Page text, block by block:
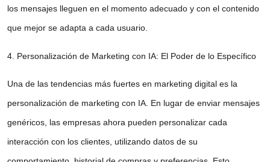
los mensajes lleguen en el momento adecuado y con el contenido
que mejor se adapta a cada usuario.
4. Personalización de Marketing con IA: El Poder de lo Específico
Una de las tendencias más fuertes en marketing digital es la
personalización de marketing con IA . En lugar de enviar mensajes
genéricos, las empresas ahora pueden personalizar cada
interacción con los clientes, utilizando datos de su